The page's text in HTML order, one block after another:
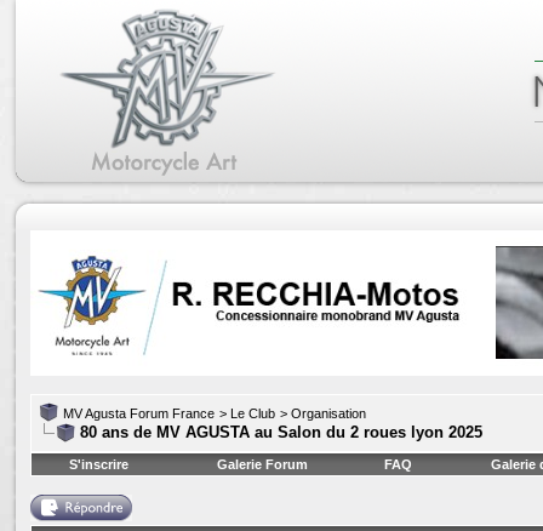
MV Agusta Forum France > Le Club > Organisation
80 ans de MV AGUSTA au Salon du 2 roues lyon 2025
S'inscrire Galerie Forum FAQ Galerie